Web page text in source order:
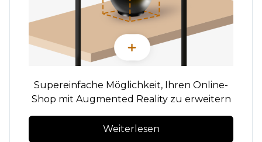
Supereinfache Möglichkeit, Ihren Online-
Shop mit Augmented Reality zu erweitern
Weiterlesen